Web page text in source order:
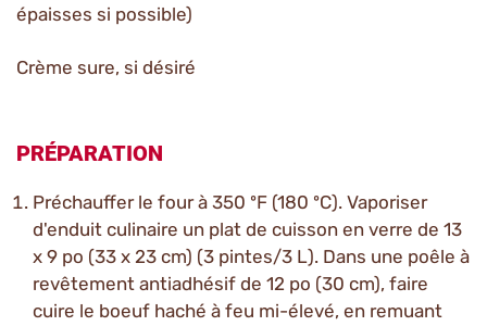
épaisses si possible)
Crème sure, si désiré
PRÉPARATION
Préchauffer le four à 350 ºF (180 ºC). Vaporiser
d'enduit culinaire un plat de cuisson en verre de 13
x 9 po (33 x 23 cm) (3 pintes/3 L). Dans une poêle à
revêtement antiadhésif de 12 po (30 cm), faire
cuire le boeuf haché à feu mi-élevé, en remuant